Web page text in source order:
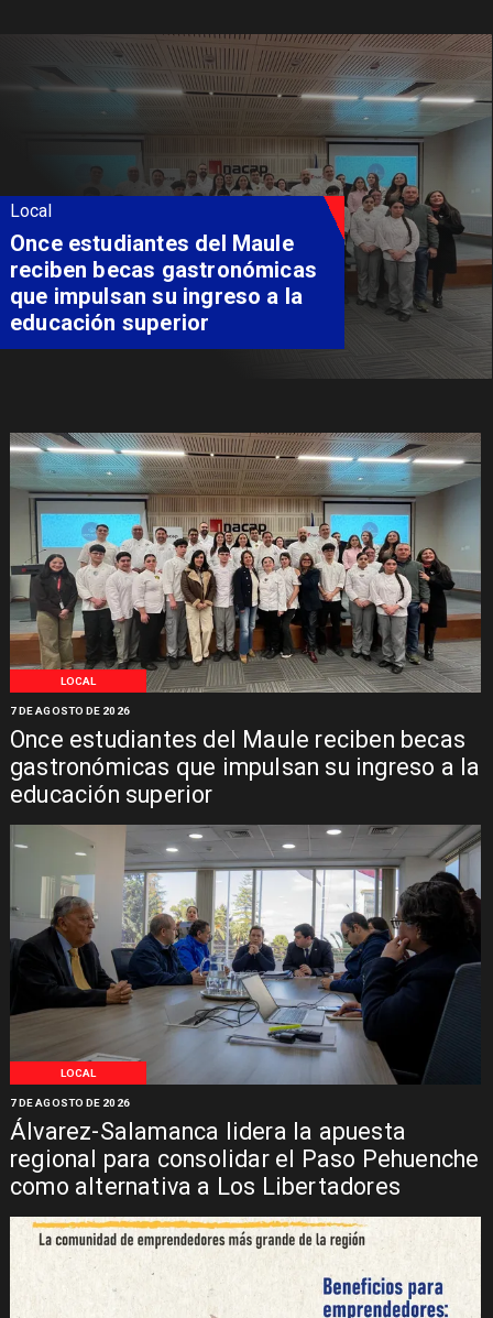
LOCAL
Once estudiantes del Maule reciben becas
gastronómicas que impulsan su ingreso a la
educación superior
7 DE AGOSTO DE 2026
LOCAL
Álvarez-Salamanca lidera la apuesta
regional para consolidar el Paso Pehuenche
como alternativa a Los Libertadores
7 DE AGOSTO DE 2026
Local
Álvarez-Salamanca lidera la
apuesta regional para
consolidar el Paso Pehuenche
como alternativa a Los
Libertadores